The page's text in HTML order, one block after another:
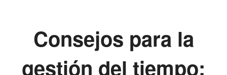
Consejos para la
gestión del tiempo: